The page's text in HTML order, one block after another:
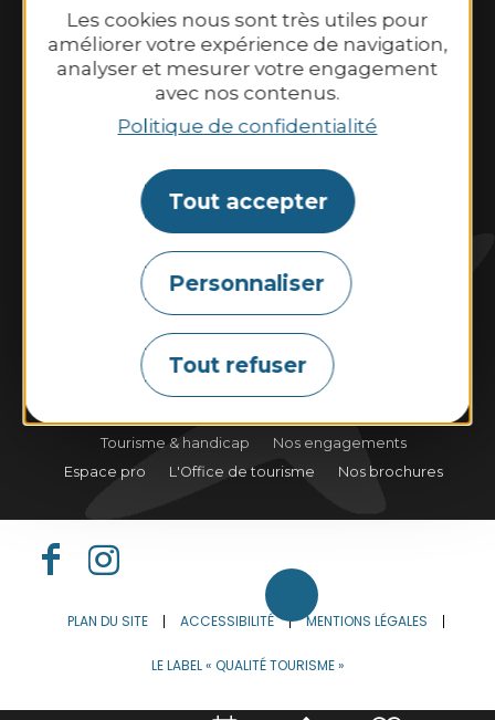
Les cookies nous sont très utiles pour
améliorer votre expérience de navigation,
analyser et mesurer votre engagement
avec nos contenus.
Politique de confidentialité
Tout accepter
Personnaliser
Tout refuser
Du lundi au samedi : 9h30–13h00 et
14h00–18h30.
Dimanche et jours fériés : 10h00–13h00 et
14h00–18h00
Contactez-nous
Marées Météo Webcams
Tourisme & handicap
Nos engagements
Espace pro
L'Office de tourisme Nos brochures
PLAN DU SITE ACCESSIBILITÉ MENTIONS LÉGALES
LE LABEL « QUALITÉ TOURISME »